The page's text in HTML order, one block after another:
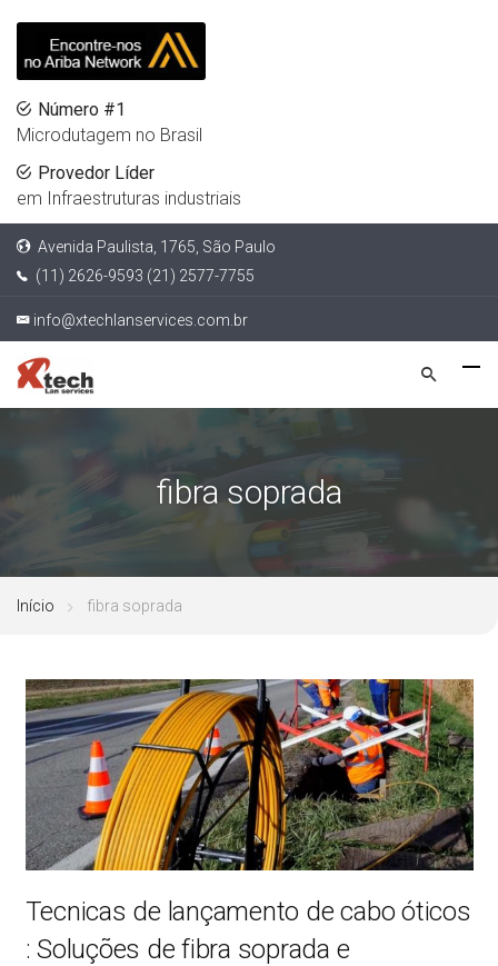
Número #1
Microdutagem no Brasil
Provedor Líder
em Infraestruturas industriais
Avenida Paulista, 1765, São Paulo
(11) 2626-9593 (21) 2577-7755
info@xtechlanservices.com.br
fibra soprada
Início fibra soprada
Tecnicas de lançamento de cabo óticos
: Soluções de fibra soprada e